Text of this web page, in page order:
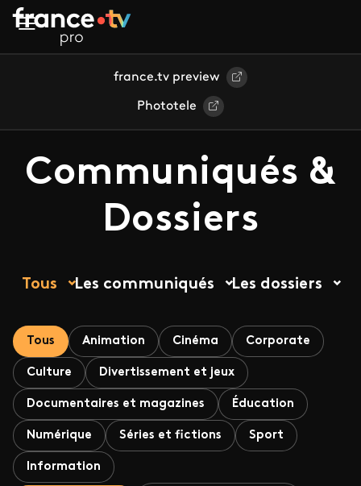
Aller au contenu principal
france.tv preview
Phototele
Communiqués &
Dossiers
Tous Les communiqués Les dossiers
Tous Animation Cinéma Corporate
Culture Divertissement et jeux
Documentaires et magazines Éducation
Numérique Séries et fictions Sport
Information